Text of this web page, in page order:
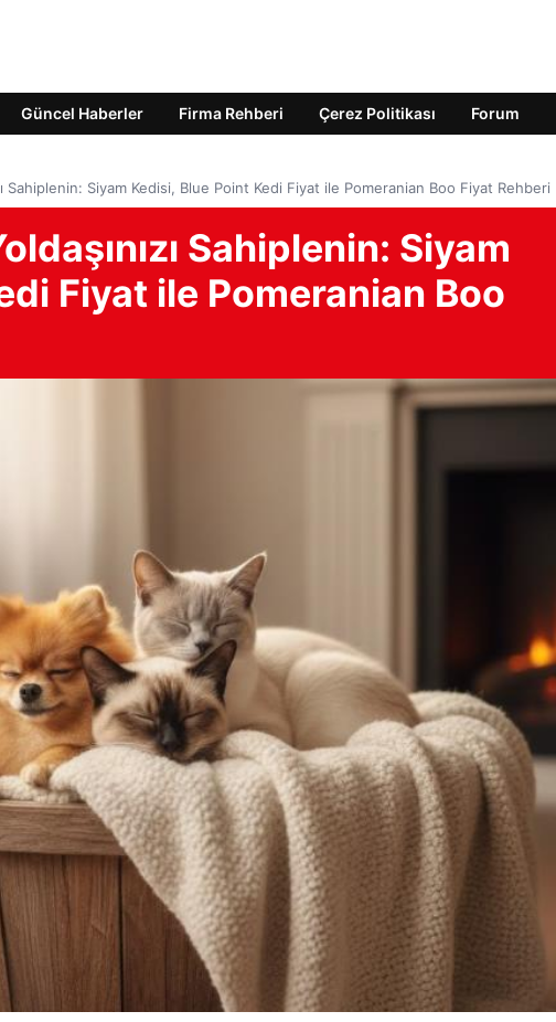
Güncel Haberler Firma Rehberi Çerez Politikası Forum
Sahiplenin: Siyam Kedisi, Blue Point Kedi Fiyat ile Pomeranian Boo Fiyat Rehberi
Sahiplenin: Siyam
Fiyat ile Pomeranian Boo